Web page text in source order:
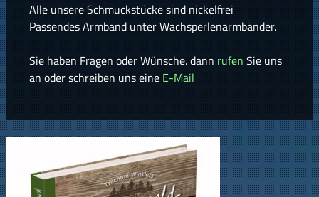
Alle unsere Schmuckstücke sind nickelfrei
Passendes Armband unter Wachsperlenarmbänder.
Sie haben Fragen oder Wünsche. dann rufen Sie uns
an oder schreiben uns eine E-Mail